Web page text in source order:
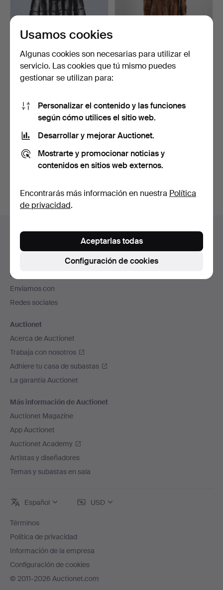
CHAQUETA, piel sintética,
Kriss Sweden.
32 USD
ABRIGO DE PIEL, visón,
32 USD
Suscribir búsqueda
También puedes buscar ennuestro archivo de
subastas concluidas.
en
de
página
Ayuda y contacto
Contacta con el servicio de atención al cliente
Todas las casas de subastas
Modos de pago
Enviamos con
Redes sociales
Auctionet
Acerca de Auctionet
Trabaja con nosotros
Adhiere tu casa de subastas
La garantía Auctionet
Más información de Auctionet
Auctionet Magazine
App Auctionet
Auctionet Academy
Artistas y diseñadores
Temas y subastas en sala
Español USD
Términos
Política de privacidad
Información de la empresa
Configuración de cookies
© 2011-2026 Auctionet.com
Usamos cookies
Algunas cookies son necesarias para utilizar el
servicio. Las cookies que tú mismo puedes
gestionar se utilizan para:
Personalizar el contenido y las funciones
según cómo utilices el sitio web.
Desarrollar y mejorar Auctionet.
Mostrarte y promocionar noticias y
contenidos en sitios web externos.
Encontrarás más información en nuestra Política
de privacidad.
Configuración de cookies
Aceptarlas todas